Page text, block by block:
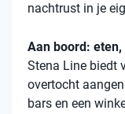
nachtrust in je
Aan boord:
Stena Line biedt
overtocht
bars en een